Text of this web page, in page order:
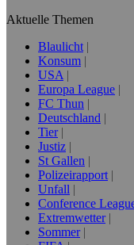
Aktuelle Themen
Blaulicht
Konsum
USA
Europa League
FC Thun
Deutschland
Tier
Justiz
St Gallen
Polizeirapport
Unfall
Conference
Extremwetter
Sommer